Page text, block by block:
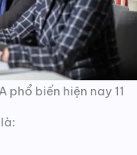
phổ biến hiện nay 11